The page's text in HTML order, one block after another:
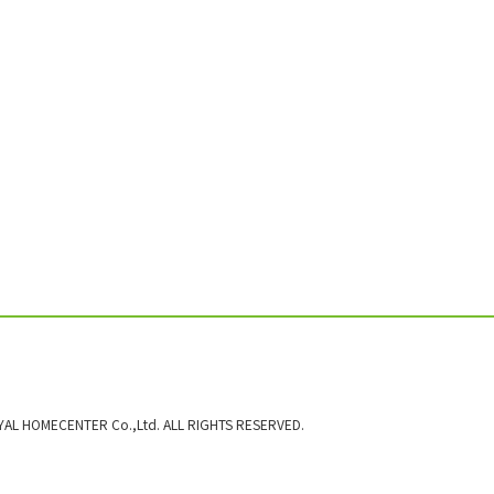
HOMECENTER Co.,Ltd. ALL RIGHTS RESERVED.